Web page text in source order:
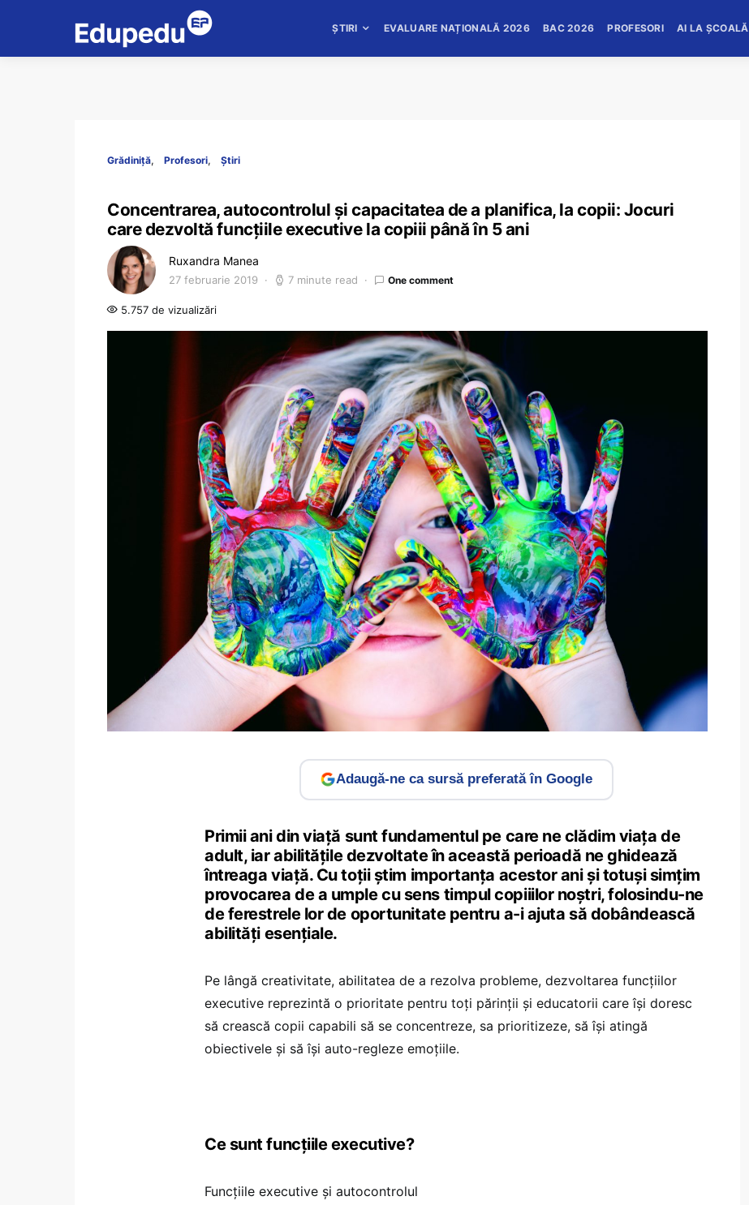
ȘTIRI EVALUARE NAȚIONALĂ 2026 BAC 2026 PROFESORI AI LA ȘCOALĂ
Grădiniță Profesori Știri
Concentrarea, autocontrolul și capacitatea de a planifica, la copii: Jocuri
care dezvoltă funcțiile executive la copiii până în 5 ani
Ruxandra Manea
27 februarie 2019 7 minute read One comment
5.757 de vizualizări
Adaugă-ne ca sursă preferată în Google
Primii ani din viață sunt fundamentul pe care ne clădim viața de
adult, iar abilitățile dezvoltate în această perioadă ne ghidează
întreaga viață. Cu toții știm importanța acestor ani și totuși simțim
provocarea de a umple cu sens timpul copiiilor noștri, folosindu-ne
de ferestrele lor de oportunitate pentru a-i ajuta să dobândească
abilități esențiale.
Pe lângă creativitate, abilitatea de a rezolva probleme, dezvoltarea funcțiilor
executive reprezintă o prioritate pentru toți părinții și educatorii care își doresc
să crească copii capabili să se concentreze, sa prioritizeze, să își atingă
obiectivele și să își auto-regleze emoțiile.
Ce sunt funcțiile executive?
Funcțiile executive și autocontrolul